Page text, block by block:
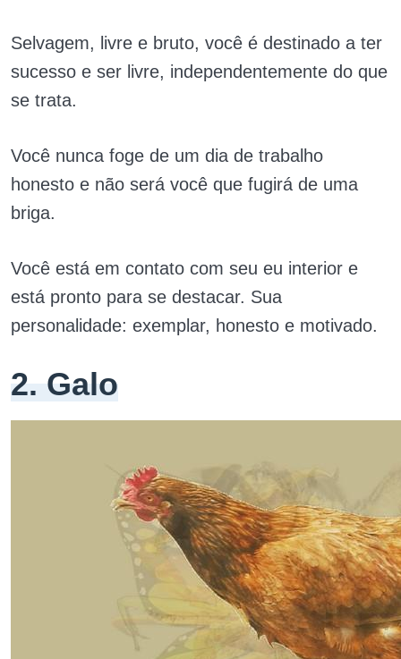
Selvagem, livre e bruto, você é destinado a ter
sucesso e ser livre, independentemente do que
se trata.
Você nunca foge de um dia de trabalho
honesto e não será você que fugirá de uma
briga.
Você está em contato com seu eu interior e
está pronto para se destacar. Sua
personalidade: exemplar, honesto e motivado.
2. Galo